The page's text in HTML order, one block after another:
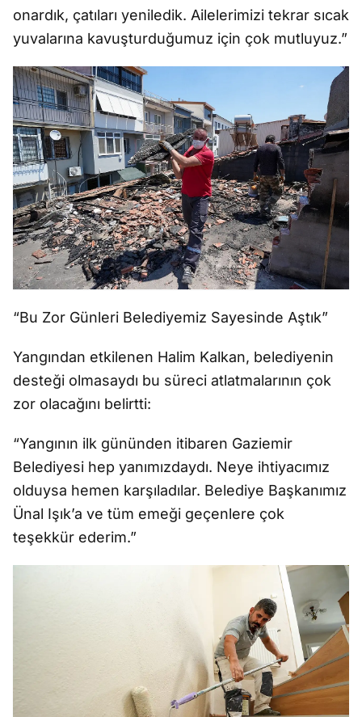
onardık, çatıları yeniledik. Ailelerimizi tekrar sıcak
yuvalarına kavuşturduğumuz için çok mutluyuz.”
“Bu Zor Günleri Belediyemiz Sayesinde Aştık”
Yangından etkilenen Halim Kalkan, belediyenin
desteği olmasaydı bu süreci atlatmalarının çok
zor olacağını belirtti:
“Yangının ilk gününden itibaren Gaziemir
Belediyesi hep yanımızdaydı. Neye ihtiyacımız
olduysa hemen karşıladılar. Belediye Başkanımız
Ünal Işık’a ve tüm emeği geçenlere çok
teşekkür ederim.”